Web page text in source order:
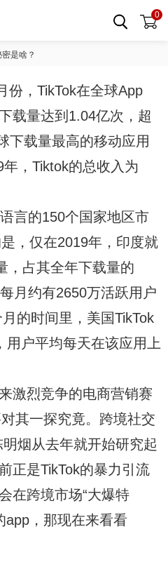
0
是啥？
份，TikTok在全球App
载量达到1.04亿次，超
下载量最高的移动应用
年，Tiktok的总收入为
言的150个国家地区市
，仅在2019年，印度就
，占其全年下载量的
月约有2650万活跃用户
的时间里，美国TikTok
用户平均每天在该应用上
激烈竞争的电商营销赛
其一探究竟。跨境社交
烟从去年就开始研究起
正是TikTok的暴力引流
在跨境市场“大爆特
app，那现在来看看